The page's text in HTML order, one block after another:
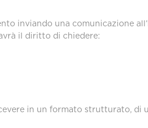
inviando una comunicazione
il diritto di chiedere:
in un formato strutturato, di